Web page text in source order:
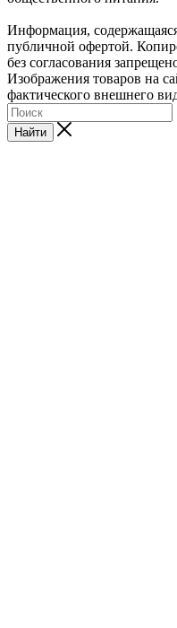
Информация,
публичной офертой.
без согласования
Изображения товаров на
фактического внешнего
Найти